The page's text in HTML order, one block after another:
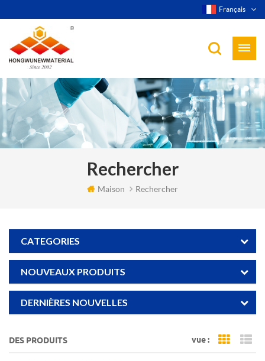
Français
Rechercher
Maison Rechercher
CATEGORIES
NOUVEAUX PRODUITS
DERNIÈRES NOUVELLES
DES PRODUITS vue : Grid